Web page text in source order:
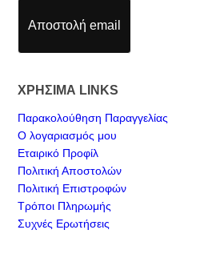
Αποστολή email
ΧΡΗΣΙΜΑ LINKS
Παρακολούθηση Παραγγελίας
Ο λογαριασμός μου
Εταιρικό Προφίλ
Πολιτική Αποστολών
Πολιτική Επιστροφών
Τρόποι Πληρωμής
Συχνές Ερωτήσεις